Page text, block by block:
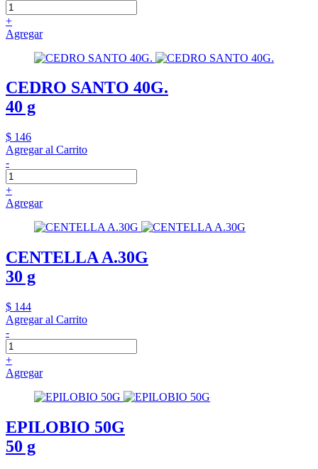
+
Agregar
CEDRO SANTO 40G.
40 g
$ 146
Agregar al Carrito
-
+
Agregar
CENTELLA A.30G
30 g
$ 144
Agregar al Carrito
-
+
Agregar
EPILOBIO 50G
50 g